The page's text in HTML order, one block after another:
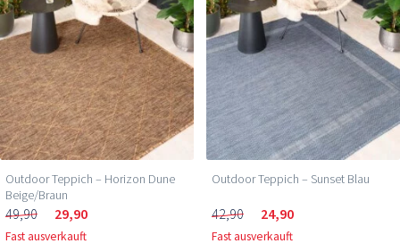
Outdoor Teppich – Horizon Dune
Beige/Braun
49,90 29,90
Fast ausverkauft
Outdoor Teppich – Sunset Blau
42,90 24,90
Fast ausverkauft